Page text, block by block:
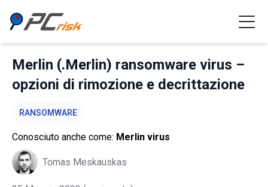
Merlin (.Merlin) ransomware virus –
opzioni di rimozione e decrittazione
RANSOMWARE
Conosciuto anche come: Merlin virus
Tomas Meskauskas